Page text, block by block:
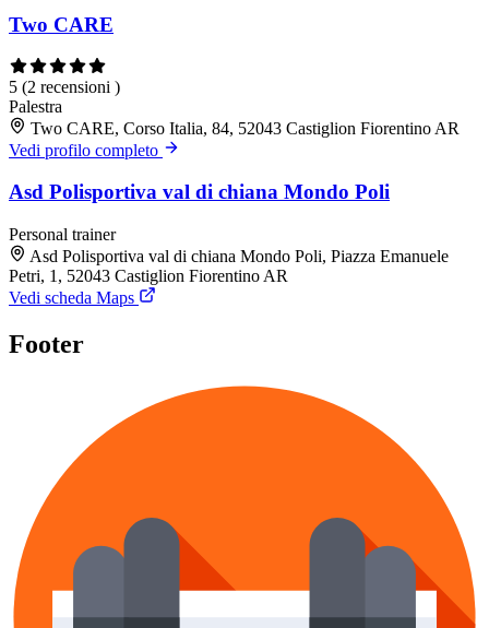
Two CARE
5 (2 recensioni )
Palestra
Two CARE, Corso Italia, 84, 52043 Castiglion Fiorentino AR
Vedi profilo completo
Asd Polisportiva val di chiana Mondo Poli
Personal trainer
Asd Polisportiva val di chiana Mondo Poli, Piazza Emanuele
Petri, 1, 52043 Castiglion Fiorentino AR
Vedi scheda Maps
Footer